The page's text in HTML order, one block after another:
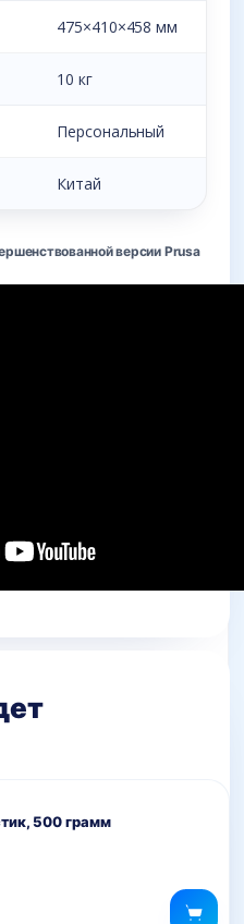
475×410×458 мм
10 кг
Персональный
Китай
версии Prusa
500 грамм